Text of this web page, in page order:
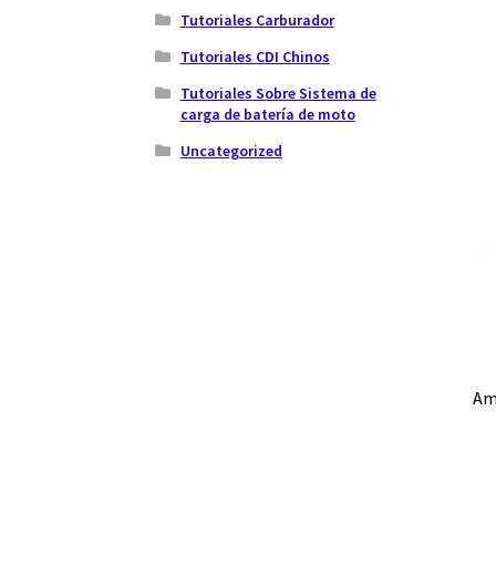
Tutoriales Carburador
Tutoriales CDI Chinos
Tutoriales Sobre Sistema de
carga de batería de moto
Uncategorized